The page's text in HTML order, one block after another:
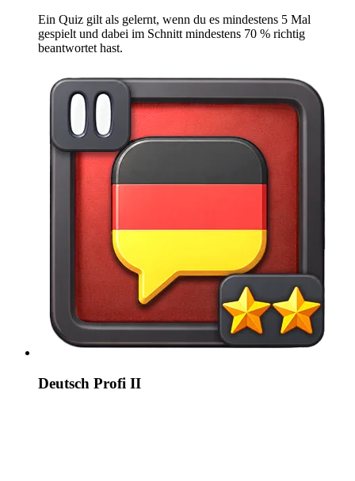
Ein Quiz gilt als gelernt, wenn du es mindestens 5 Mal
gespielt und dabei im Schnitt mindestens 70 % richtig
beantwortet hast.
Deutsch Profi II